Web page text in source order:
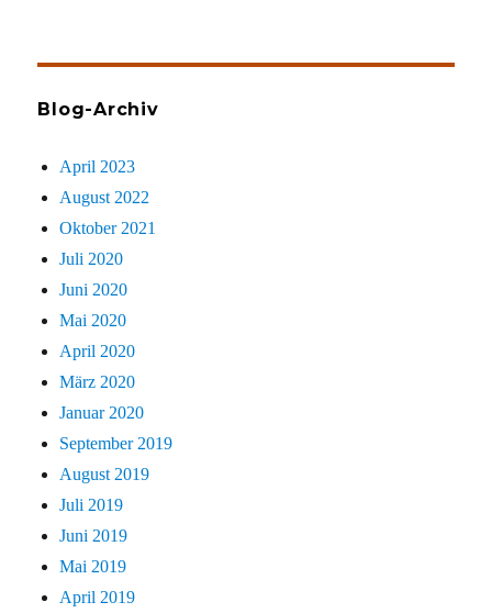
Blog-Archiv
April 2023
August 2022
Oktober 2021
Juli 2020
Juni 2020
Mai 2020
April 2020
März 2020
Januar 2020
September 2019
August 2019
Juli 2019
Juni 2019
Mai 2019
April 2019